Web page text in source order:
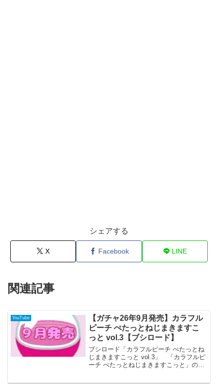
シェアする
X Facebook LINE
関連記事
YouTube
【ガチャ26年9月発売】カラフル
ピーチ ぺたっとねじまきますこ
っと vol.3【ブシロード】
ブシロード「カラフルピーチ ぺたっとね
じまきますこっと vol.3」 「カラフルピ
ーチ ぺたっとねじまきますこっと」の第